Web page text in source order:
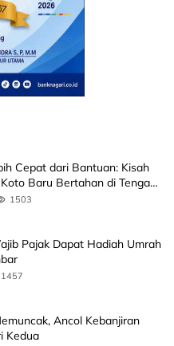
Cepat dari Bantuan: Kisah
Baru Bertahan di Tengah
1503
Pajak Dapat Hadiah Umrah
1457
Ancol Kebanjiran
Kedua